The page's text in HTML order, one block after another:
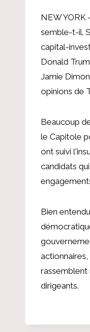
NEW YORK
semble-t-il.
capital-
Donald
Jamie
opinions de
Beaucoup
le Capitole
ont suivi
candidats
Bien
rassemblent
dirigeants.